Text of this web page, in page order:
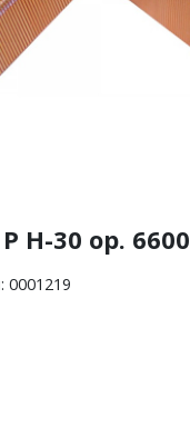
P H-30 op. 6600
0001219